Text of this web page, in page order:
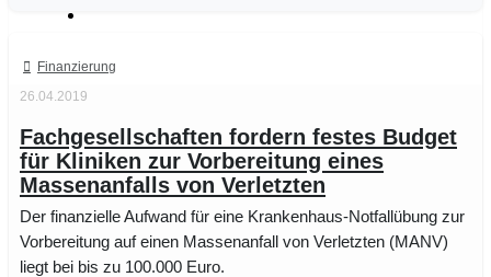
Finanzierung
26.04.2019
Fachgesellschaften fordern festes Budget
für Kliniken zur Vorbereitung eines
Massenanfalls von Verletzten
Der finanzielle Aufwand für eine Krankenhaus-Notfallübung zur
Vorbereitung auf einen Massenanfall von Verletzten (MANV)
liegt bei bis zu 100.000 Euro.